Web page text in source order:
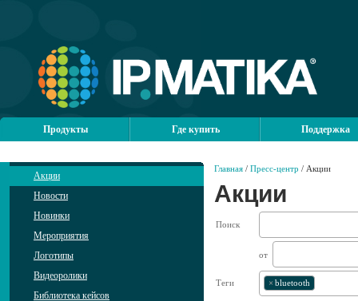
Продукты Где купить Поддержка
Акции
Новости
Новинки
Мероприятия
Логотипы
Видеоролики
Библиотека кейсов
Главная / Пресс-центр / Акции
Акции
Поиск
от
Теги × bluetooth